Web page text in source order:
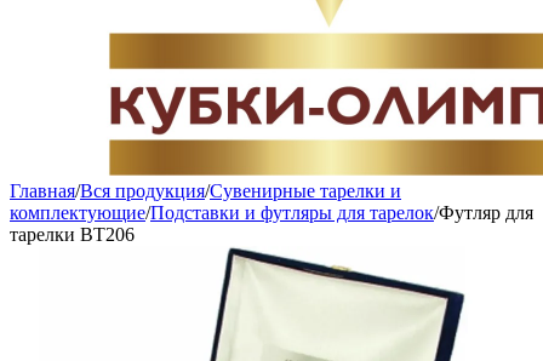
Главная/Вся продукция/Сувенирные тарелки и
комплектующие/Подставки и футляры для тарелок/Футляр для
тарелки BT206